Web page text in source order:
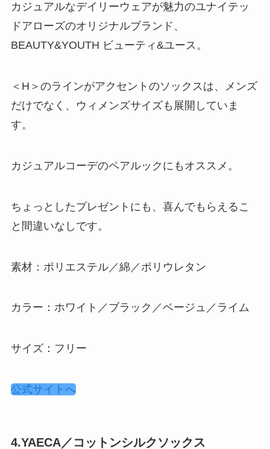
カジュアルなデイリーウェアが魅力のユナイテッ
ドアローズのオリジナルブランド、
BEAUTY&YOUTH ビューティ&ユース。
＜H＞のラインがアクセントのソックスは、メンズ
だけでなく、ウィメンズサイズも展開していま
す。
カジュアルコーデのペアルックにもオススメ。
ちょっとしたプレゼントにも、喜んでもらえるこ
と間違いなしです。
素材：ポリエステル／綿／ポリウレタン
カラー：ホワイト／ブラック／ベージュ／ライム
サイズ：フリー
公式サイトへ
4.YAECA／コットンシルクソックス